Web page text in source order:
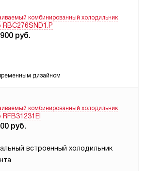
комбинированный холодильник
RBC276SND1.P
руб.
дизайном
комбинированный холодильник
RFB31231EI
руб.
встроенный холодильник